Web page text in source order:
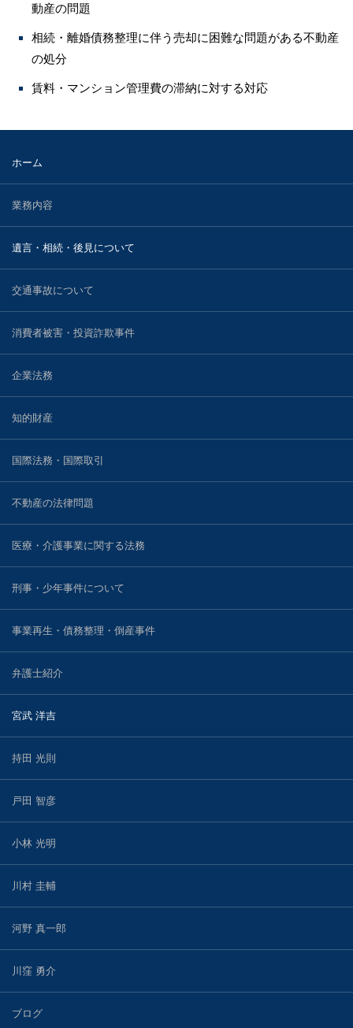
動産の問題
相続・離婚債務整理に伴う売却に困難な問題がある不動産
の処分
賃料・マンション管理費の滞納に対する対応
ホーム
業務内容
遺言・相続・後見について
交通事故について
消費者被害・投資詐欺事件
企業法務
知的財産
国際法務・国際取引
不動産の法律問題
医療・介護事業に関する法務
刑事・少年事件について
事業再生・債務整理・倒産事件
弁護士紹介
宮武 洋吉
持田 光則
戸田 智彦
小林 光明
川村 圭輔
河野 真一郎
川窪 勇介
ブログ